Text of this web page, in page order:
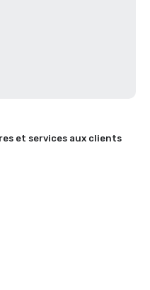
et services aux clients